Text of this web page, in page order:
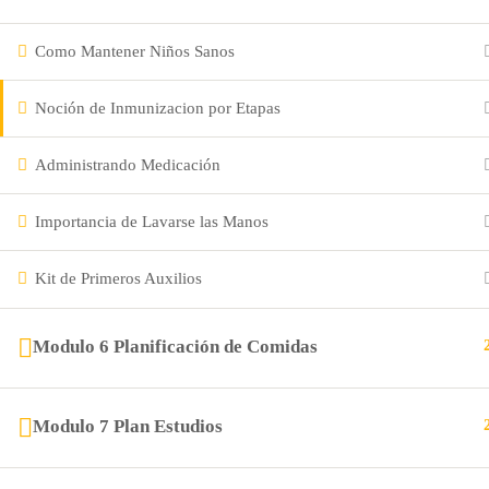
Como Mantener Niños Sanos
Noción de Inmunizacion por Etapas
Administrando Medicación
Importancia de Lavarse las Manos
Kit de Primeros Auxilios
Modulo 6 Planificación de Comidas
Modulo 7 Plan Estudios
@Copyright 2024 Renovación Cristiana